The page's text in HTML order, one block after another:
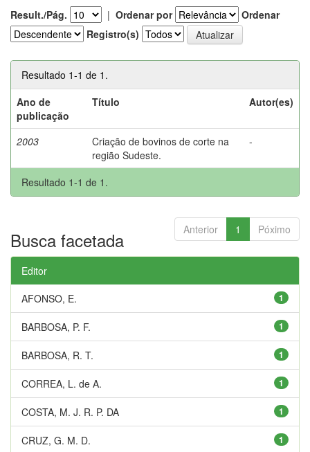
Result./Pág. | Ordenar por
Ordenar
Registro(s)
Resultado 1-1 de 1.
Ano de
publicação
Título Autor(es)
2003
Criação de bovinos de corte na
região Sudeste.
-
Resultado 1-1 de 1.
Anterior 1 Póximo
Busca facetada
Editor
1
AFONSO, E.
1
BARBOSA, P. F.
1
BARBOSA, R. T.
1
CORREA, L. de A.
1
COSTA, M. J. R. P. DA
1
CRUZ, G. M. D.